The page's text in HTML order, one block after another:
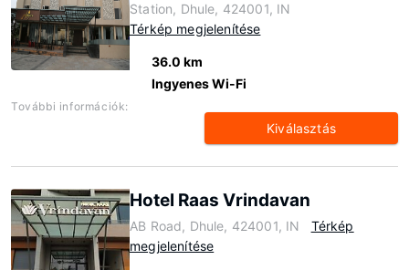
Station, Dhule, 424001, IN
Térkép megjelenítése
36.0 km
Ingyenes Wi-Fi
További információk:
Kiválasztás
Hotel Raas Vrindavan
AB Road, Dhule, 424001, IN
Térkép
megjelenítése